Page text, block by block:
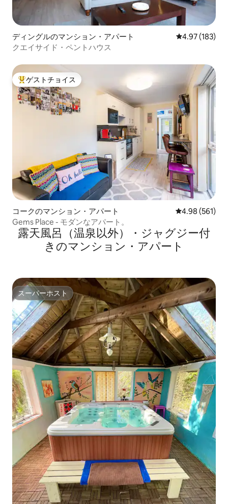
ディングルのマンション・アパート レビュー183
4.97 (183)
クエイサイド・ペントハウス
大好評のゲストチョイスです。
ゲストチョイス
コークのマンション・アパート レビュー561
4.98 (561)
Gems Place - モダンなアパート。
露天風呂（温泉以外）・ジャグジー付
きのマンション・アパート
スーパーホスト
スーパーホスト